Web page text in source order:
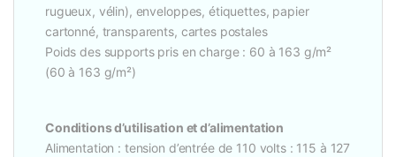
rugueux, vélin), enveloppes, étiquettes, papier
cartonné, transparents, cartes postales
Poids des supports pris en charge : 60 à 163 g/m²
(60 à 163 g/m²)
Conditions d’utilisation et d’alimentation
Alimentation : tension d’entrée de 110 volts : 115 à 127